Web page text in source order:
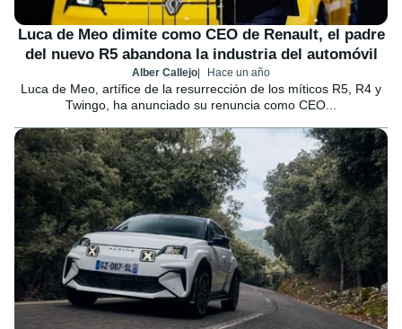
Luca de Meo dimite como CEO de Renault, el padre
del nuevo R5 abandona la industria del automóvil
Alber Callejo Hace un año
Luca de Meo, artífice de la resurrección de los míticos R5, R4 y
Twingo, ha anunciado su renuncia como CEO...